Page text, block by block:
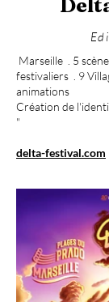
Marseille . 5
festivaliers . 9
animations
Création de
"
delta-festival.com